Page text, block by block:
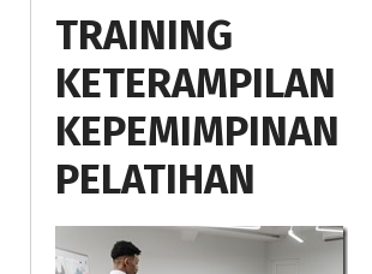
TRAINING
KETERAMPILAN
KEPEMIMPINAN
PELATIHAN